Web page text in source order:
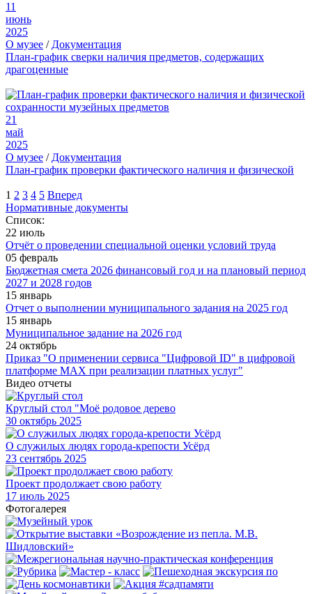
11
июнь
2025
О музее / Документация
План-график сверки наличия предметов, содержащих
драгоценные
21
май
2025
О музее / Документация
План-график проверки фактического наличия и физической
1 2 3 4 5 Вперед
Нормативные документы
Список:
22 июль
Отчёт о проведении специальной оценки условий труда
05 февраль
Бюджетная смета 2026 финансовый год и на плановый период
2027 и 2028 годов
15 январь
Отчет о выполнении муниципального задания на 2025 год
15 январь
Муниципальное задание на 2026 год
24 октябрь
Приказ "О применении сервиса "Цифровой ID" в цифровой
платформе МАХ при реализации платных услуг"
Видео отчеты
Круглый стол "Моё родовое дерево
30 октябрь 2025
О служилых людях города-крепости Усёрд
23 сентябрь 2025
Проект продолжает свою работу
17 июль 2025
Фотогалерея